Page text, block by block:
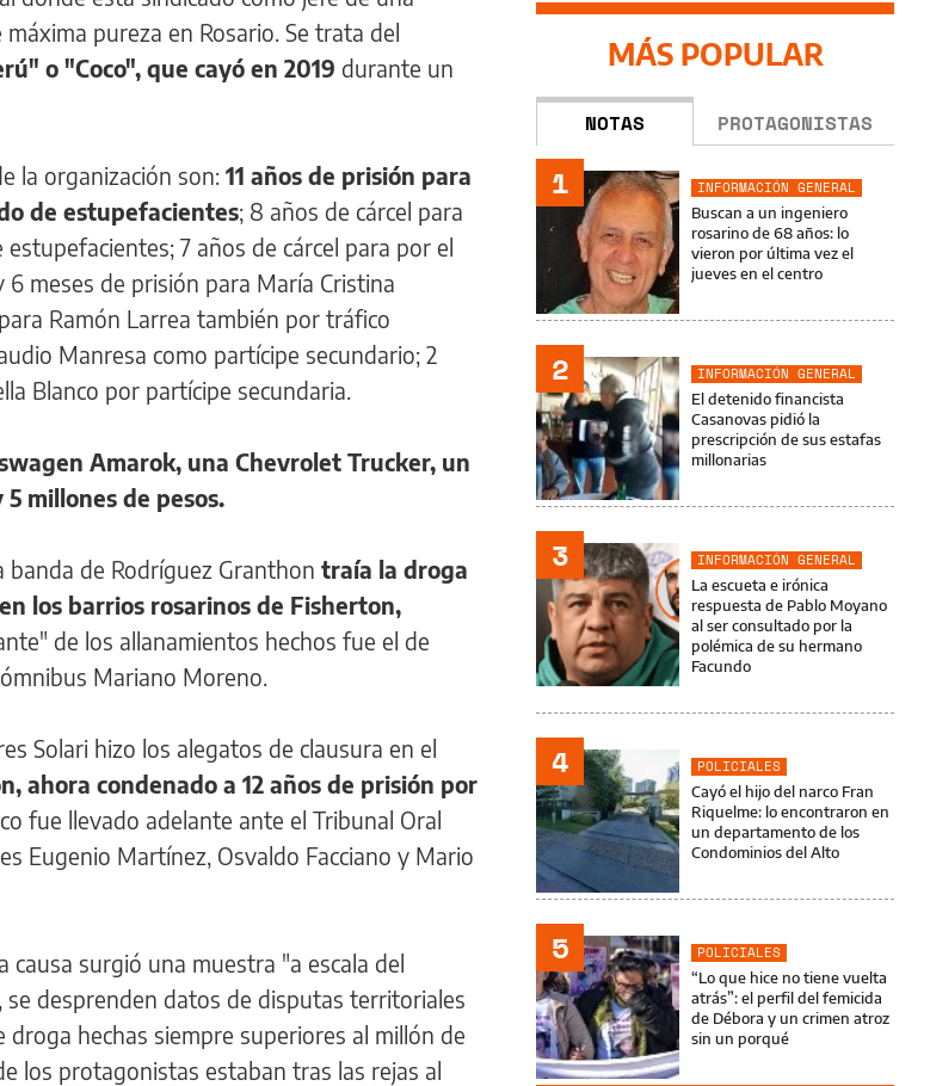
pureza en Rosario. Se trata del
o "Coco", que cayó en 2019 durante un
la organización son: 11 años de prisión para
de estupefacientes; 8 años de cárcel para
7 años de cárcel para por el
meses de prisión para María Cristina
Ramón Larrea también por tráfico
Manresa como partícipe secundario; 2
Blanco por partícipe secundaria.
Amarok, una Chevrolet Trucker, un
millones de pesos.
de Rodríguez Granthon traía la droga
los barrios rosarinos de Fisherton,
de los allanamientos hechos fue el de
Mariano Moreno.
Solari hizo los alegatos de clausura en el
ahora condenado a 12 años de prisión por
fue llevado adelante ante el Tribunal Oral
Eugenio Martínez, Osvaldo Facciano y Mario
surgió una muestra "a escala del
se desprenden datos de disputas territoriales
hechas siempre superiores al millón de
los protagonistas estaban tras las rejas al
MÁS POPULAR
NOTAS PROTAGONISTAS
1
INFORMACIÓN GENERAL
Buscan a un ingeniero
rosarino de 68 años: lo
vieron por última vez el
jueves en el centro
2
INFORMACIÓN GENERAL
El detenido financista
Casanovas pidió la
prescripción de sus estafas
millonarias
3
INFORMACIÓN GENERAL
La escueta e irónica
respuesta de Pablo Moyano
al ser consultado por la
polémica de su hermano
Facundo
4
POLICIALES
Cayó el hijo del narco Fran
Riquelme: lo encontraron en
un departamento de los
Condominios del Alto
5
POLICIALES
“Lo que hice no tiene vuelta
atrás”: el perfil del femicida
de Débora y un crimen atroz
sin un porqué